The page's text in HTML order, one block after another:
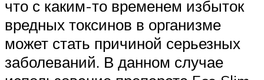
что с каким-то временем избыток
вредных токсинов в организме
может стать причиной серьезных
заболеваний. В данном случае